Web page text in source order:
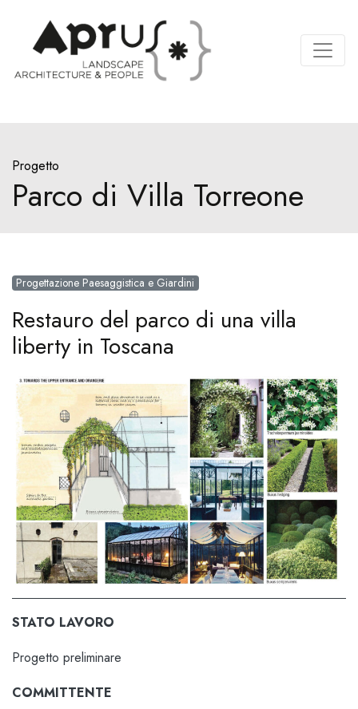
Progetto
Parco di Villa Torreone
Progettazione Paesaggistica e Giardini
Restauro del parco di una villa
liberty in Toscana
STATO LAVORO
Progetto preliminare
COMMITTENTE